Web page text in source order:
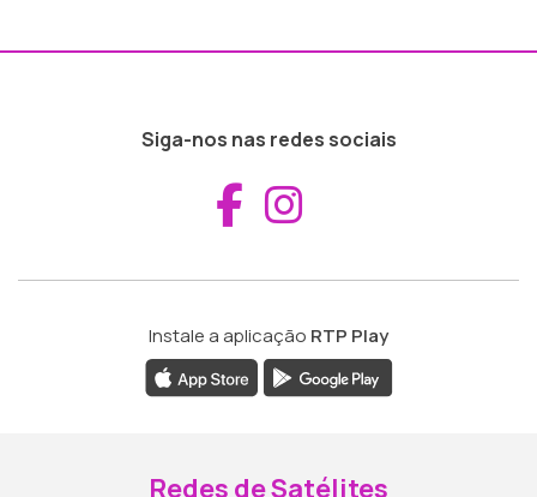
Siga-nos nas redes sociais
Aceder ao
Instale a aplicação RTP Play
Redes de Satélites